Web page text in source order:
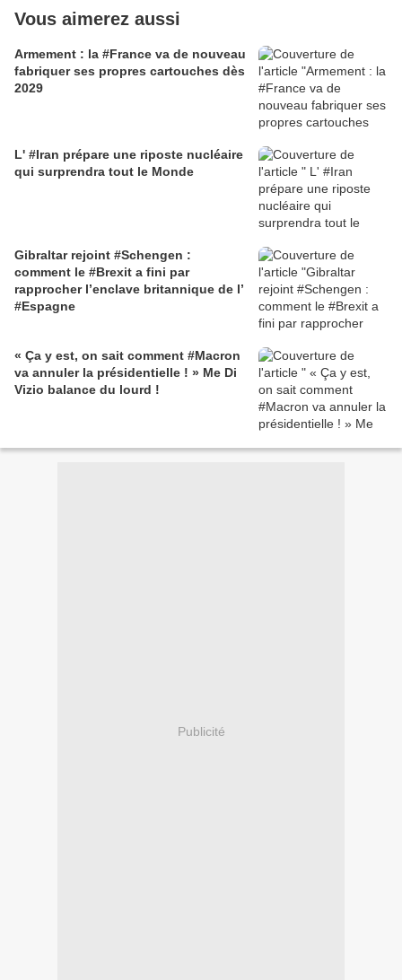
Vous aimerez aussi
Armement : la #France va de nouveau
fabriquer ses propres cartouches dès
2029
L' #Iran prépare une riposte nucléaire
qui surprendra tout le Monde
Gibraltar rejoint #Schengen :
comment le #Brexit a fini par
rapprocher l’enclave britannique de l’
#Espagne
« Ça y est, on sait comment #Macron
va annuler la présidentielle ! » Me Di
Vizio balance du lourd !
Publicité